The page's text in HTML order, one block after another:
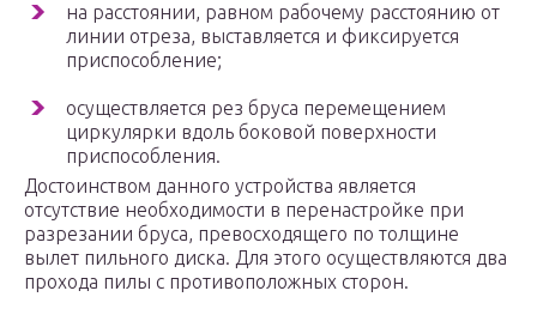
на расстоянии, равном рабочему расстоянию от
линии отреза, выставляется и фиксируется
приспособление;
осуществляется рез бруса перемещением
циркулярки вдоль боковой поверхности
приспособления.
Достоинством данного устройства является
отсутствие необходимости в перенастройке при
разрезании бруса, превосходящего по толщине
вылет пильного диска. Для этого осуществляются два
прохода пилы с противоположных сторон.